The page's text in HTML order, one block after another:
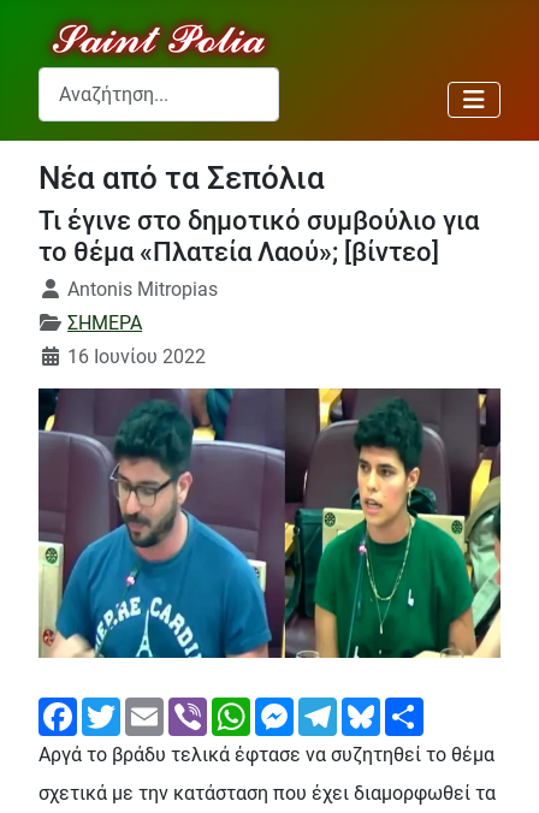
Αναζήτηση...
Νέα από τα Σεπόλια
Τι έγινε στο δημοτικό συμβούλιο για
το θέμα «Πλατεία Λαού»; [βίντεο]
Λεπτομέρειες
Antonis Mitropias
ΣΗΜΕΡΑ
16 Ιουνίου 2022
FacebookTwitterEmail Viber WhatsAppMessengerTelegramBluesky
Αργά το βράδυ τελικά έφτασε να συζητηθεί το θέμα
σχετικά με την κατάσταση που έχει διαμορφωθεί τα